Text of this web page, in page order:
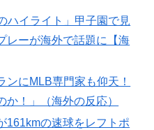
の揚げ寿司についてどう思
ゆる面を比較したらどっち
った日本のアニメといえば
ハイライト」甲子園で見
レーが海外で話題に【海
にMLB専門家も仰天！
！」（海外の反応）
161kmの速球をレフトポ